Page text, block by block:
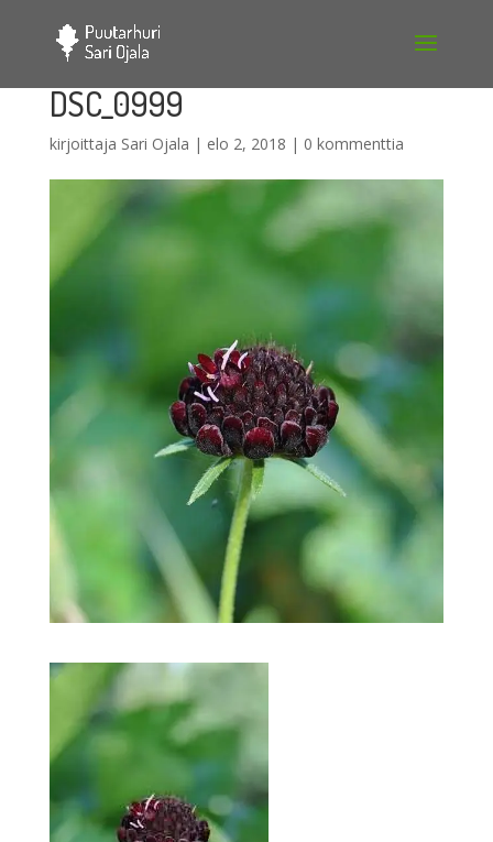
DSC_0999
kirjoittaja Sari Ojala | elo 2, 2018 | 0 kommenttia